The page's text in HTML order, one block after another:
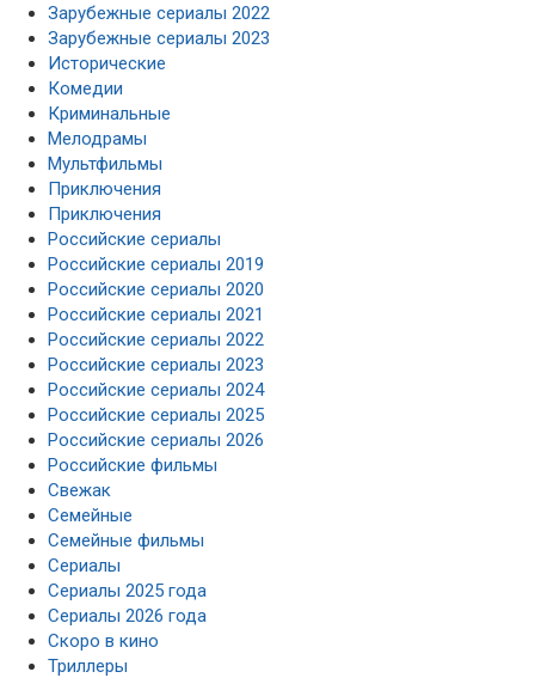
Зарубежные сериалы 2022
Зарубежные сериалы 2023
Исторические
Комедии
Криминальные
Мелодрамы
Мультфильмы
Приключения
Приключения
Российские сериалы
Российские сериалы 2019
Российские сериалы 2020
Российские сериалы 2021
Российские сериалы 2022
Российские сериалы 2023
Российские сериалы 2024
Российские сериалы 2025
Российские сериалы 2026
Российские фильмы
Свежак
Семейные
Семейные фильмы
Сериалы
Сериалы 2025 года
Сериалы 2026 года
Скоро в кино
Триллеры